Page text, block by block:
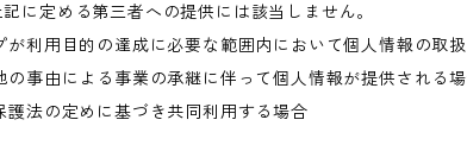
に定める第三者への提供には該当しません。
が利用目的の達成に必要な範囲内において個人情報の
の事由による事業の承継に伴って個人情報が提供される
護法の定めに基づき共同利用する場合